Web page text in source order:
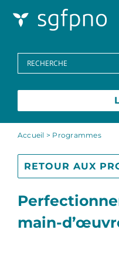
FAQs
Contactez-nous
English
Search
for:
Accueil > Programmes
main-
RETOUR AUX